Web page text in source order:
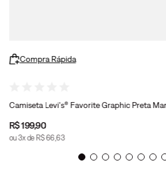
Compra Rápida
Camiseta Levi's® Favorite Graphic Preta
R$199,90
ou3x de R$66,63